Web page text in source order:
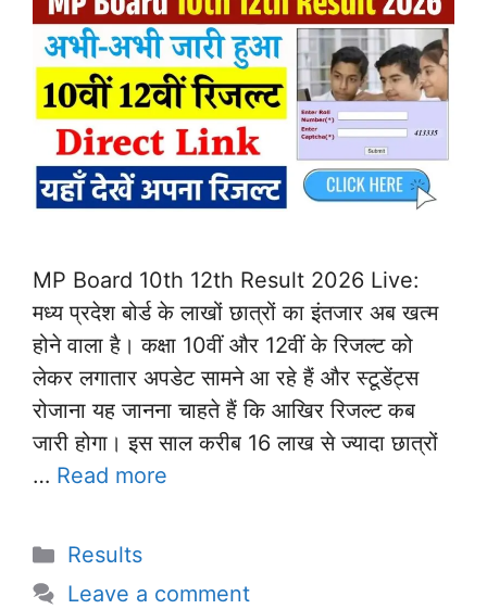
MP Board 10th 12th Result 2026 Live:
मध्य प्रदेश बोर्ड के लाखों छात्रों का इंतजार अब खत्म
होने वाला है। कक्षा 10वीं और 12वीं के रिजल्ट को
लेकर लगातार अपडेट सामने आ रहे हैं और स्टूडेंट्स
रोजाना यह जानना चाहते हैं कि आखिर रिजल्ट कब
जारी होगा। इस साल करीब 16 लाख से ज्यादा छात्रों
… Read more
Categories
Results
Leave a comment